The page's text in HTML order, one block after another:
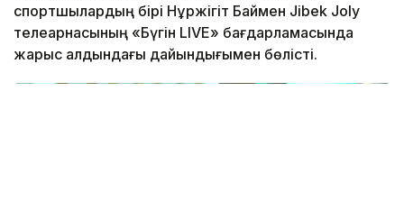
спортшылардың бірі Нұржігіт Баймен Jibek Joly
телеарнасының «Бүгін LIVE» бағдарламасында
жарыс алдындағы дайындығымен бөлісті.